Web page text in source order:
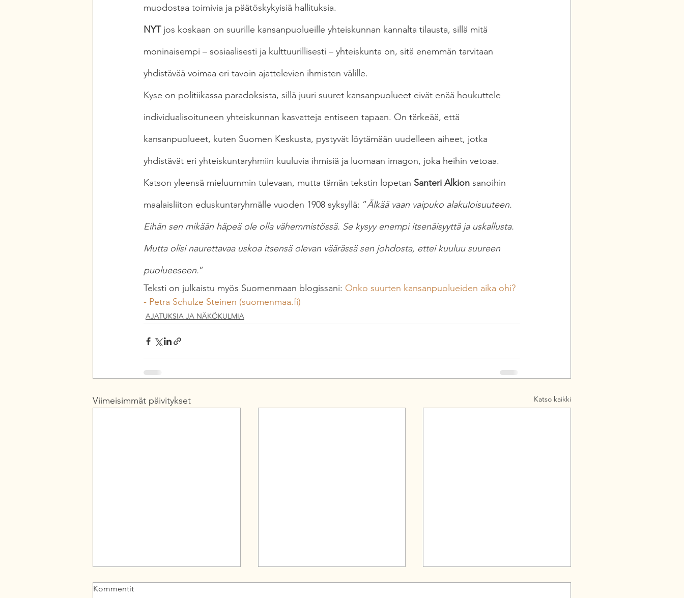
muodostaa toimivia ja päätöskykyisiä hallituksia.
NYT jos koskaan on suurille kansanpuolueille yhteiskunnan kannalta tilausta, sillä mitä
moninaisempi – sosiaalisesti ja kulttuurillisesti – yhteiskunta on, sitä enemmän tarvitaan
yhdistävää voimaa eri tavoin ajattelevien ihmisten välille.
Kyse on politiikassa paradoksista, sillä juuri suuret kansanpuolueet eivät enää houkuttele
individualisoituneen yhteiskunnan kasvatteja entiseen tapaan. On tärkeää, että
kansanpuolueet, kuten Suomen Keskusta, pystyvät löytämään uudelleen aiheet, jotka
yhdistävät eri yhteiskuntaryhmiin kuuluvia ihmisiä ja luomaan imagon, joka heihin vetoaa.
Katson yleensä mieluummin tulevaan, mutta tämän tekstin lopetan Santeri Alkion sanoihin
maalaisliiton eduskuntaryhmälle vuoden 1908 syksyllä: ”Älkää vaan vaipuko alakuloisuuteen.
Eihän sen mikään häpeä ole olla vähemmistössä. Se kysyy enempi itsenäisyyttä ja uskallusta.
Mutta olisi naurettavaa uskoa itsensä olevan väärässä sen johdosta, ettei kuuluu suureen
puolueeseen.”
Teksti on julkaistu myös Suomenmaan blogissani: Onko suurten kansanpuolueiden aika ohi?
- Petra Schulze Steinen (suomenmaa.fi)
AJATUKSIA JA NÄKÖKULMIA
Viimeisimmät päivitykset Katso kaikki
Kommentit